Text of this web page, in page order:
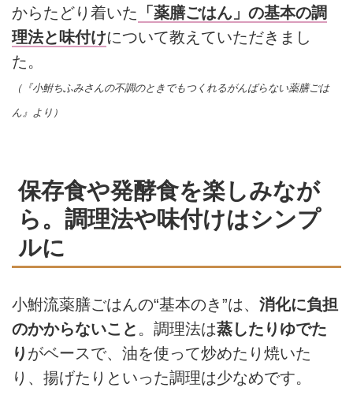
からたどり着いた 「薬膳ごはん」の基本の調
理法と味付けについて教えていただきまし
た。
（『小鮒ちふみさんの不調のときでもつくれるがんばらない薬膳ごは
ん』より）
保存食や発酵食を楽しみなが
ら。調理法や味付けはシンプ
ルに
小鮒流薬膳ごはんの“基本のき”は、 消化に負担
のかからないこと 。調理法は蒸したりゆでた
り がベースで、油を使って炒めたり焼いた
り、揚げたりといった調理は少なめです。